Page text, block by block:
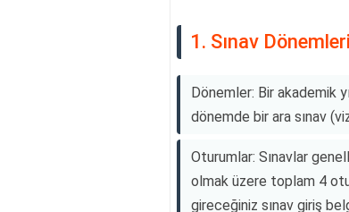
1. Sınav
Dönemler: Bir akademik
dönemde bir ara sınav
Oturumlar: Sınavlar
olmak üzere toplam 4
gireceğiniz sınav giriş